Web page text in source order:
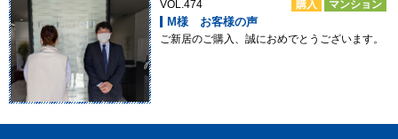
VOL.474 購入 マンション
M様 お客様の声
ご新居のご購入、誠におめでとうございます。